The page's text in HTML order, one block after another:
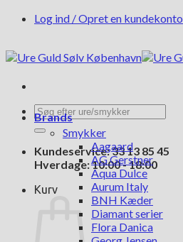
FortsætLog ind / Opret en kundekonto
Søg
efter:
Kundeservice: 33 13 85 45
Hverdage: 10:00 - 18:00
Kurv
Brands
Smykker
Aagaard
AG Gerstner
Aqua Dulce
Aurum Italy
BNH Kæder
Diamant serier
Flora Danica